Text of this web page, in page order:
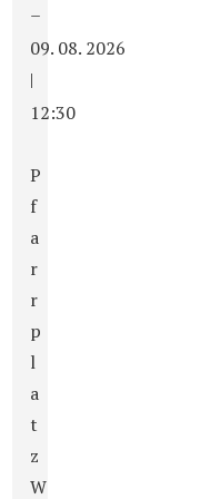
–
09. 08. 2026
|
12:30
P
f
a
r
r
p
l
a
t
z
W